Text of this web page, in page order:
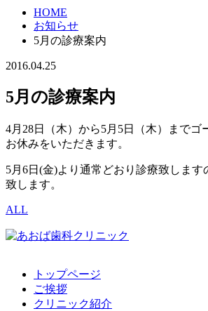
HOME
お知らせ
5月の診療案内
2016.04.25
5月の診療案内
4月28日（木）から5月5日（木）までゴ
お休みをいただきます。
5月6日(金)より通常どおり診療致します
致します。
ALL
トップページ
ご挨拶
クリニック紹介